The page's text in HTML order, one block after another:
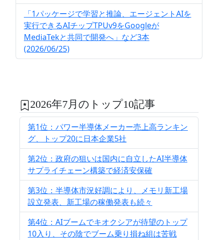
「1パッケージで学習と推論、エージェントAIを
実行できるAIチップTPUv9をGoogleが
MediaTekと共同で開発へ」など3本
(2026/06/25)
2026年7月のトップ10記事
第1位：パワー半導体メーカー売上高ランキン
グ、トップ20に日本企業5社
第2位：政府の狙いは国内に自立したAI半導体
サプライチェーン構築で経済安保確
第3位：半導体市況好調により、メモリ新工場
設立発表、新工場の稼働発表も続々
第4位：AIブームでキオクシアが待望のトップ
10入り、その陰でブーム乗り損ね組は苦戦